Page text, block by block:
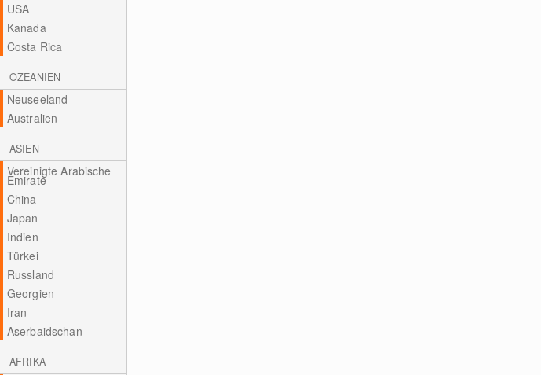
USA
Kanada
Costa Rica
OZEANIEN
Neuseeland
Australien
ASIEN
Vereinigte Arabische
Emirate
China
Japan
Indien
Türkei
Russland
Georgien
Iran
Aserbaidschan
AFRIKA